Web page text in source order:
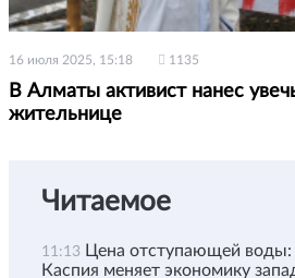
16 июля 2025, 15:18 1135
В Алматы активист нанес
жительнице
Читаемое
11:13 Цена отступающей воды:
Каспия меняет экономику